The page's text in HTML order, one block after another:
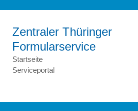
Zentraler Thüringer
Formular­service
Startseite
Serviceportal